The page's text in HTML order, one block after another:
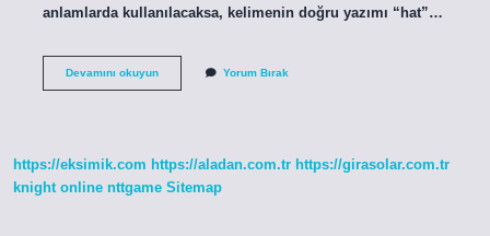
anlamlarda kullanılacaksa, kelimenin doğru yazımı “hat”…
Devamını okuyunAşığım
Yorum Bırak
https://eksimik.com https://aladan.com.tr https://girasolar.com.tr
knight online nttgame Sitemap